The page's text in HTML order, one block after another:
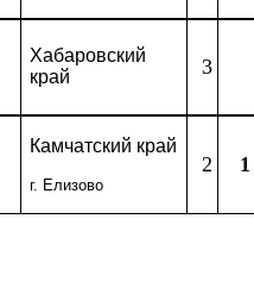
Хабаровский
край
3
Камчатский край
г. Елизово
2 1